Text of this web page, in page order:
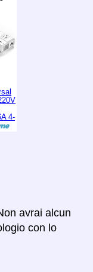
4-
avrai alcun
con lo